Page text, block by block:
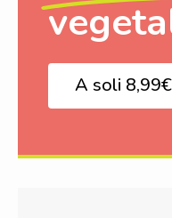
A soli 8,99€